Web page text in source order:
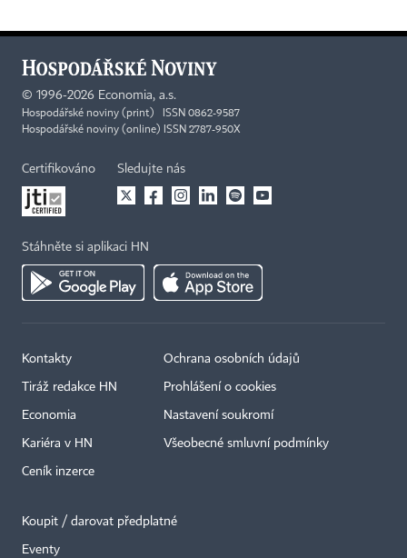
© 1996-2026 Economia, a.s.
Hospodářské noviny (print) ISSN 0862-9587
Hospodářské noviny (online) ISSN 2787-950X
Certifikováno Sledujte nás
Stáhněte si aplikaci HN
Kontakty
Tiráž redakce HN
Economia
Kariéra v HN
Ceník inzerce
Ochrana osobních údajů
Prohlášení o cookies
Nastavení soukromí
Všeobecné smluvní podmínky
Koupit / darovat předplatné
Eventy